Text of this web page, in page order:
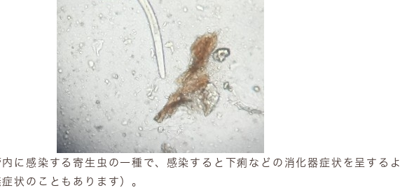
に感染する寄生虫の一種で、感染すると下痢などの消化器症状を呈するよ
状のこともあります）。